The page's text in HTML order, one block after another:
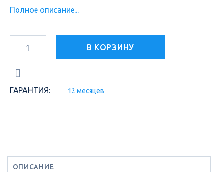
Полное описание...
В КОРЗИНУ
ГАРАНТИЯ: 12 месяцев
ОПИСАНИЕ